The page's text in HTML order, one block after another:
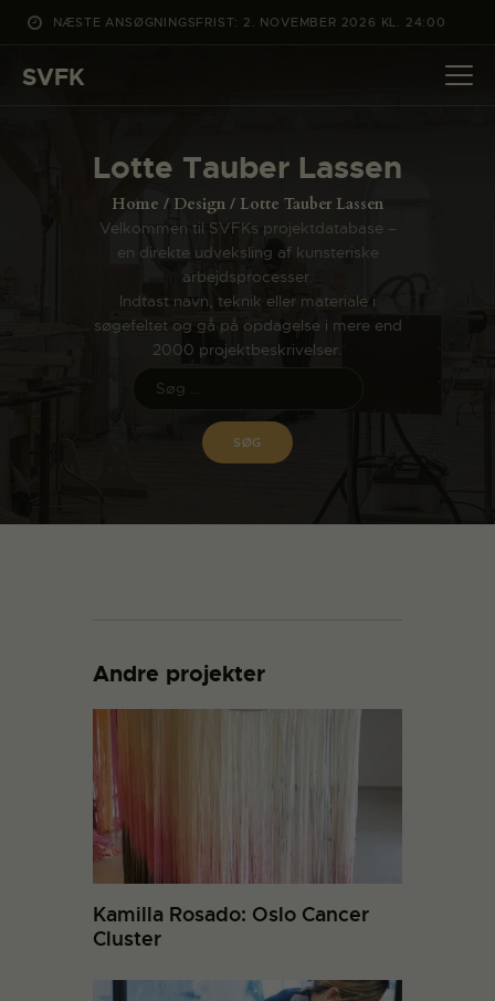
NÆSTE ANSØGNINGSFRIST: 2. NOVEMBER 2026 KL. 24:00
SVFK
Lotte Tauber Lassen
Home Design Lotte Tauber Lassen
Velkommen til SVFKs projektdatabase –
en direkte udveksling af kunsteriske
arbejdsprocesser.
Indtast navn, teknik eller materiale i
søgefeltet og gå på opdagelse i mere end
2000 projektbeskrivelser.
DET SKER
CHANNEL
ANSØG
OM SVFK
ENGLISH
Andre projekter
Kamilla Rosado: Oslo Cancer
Cluster